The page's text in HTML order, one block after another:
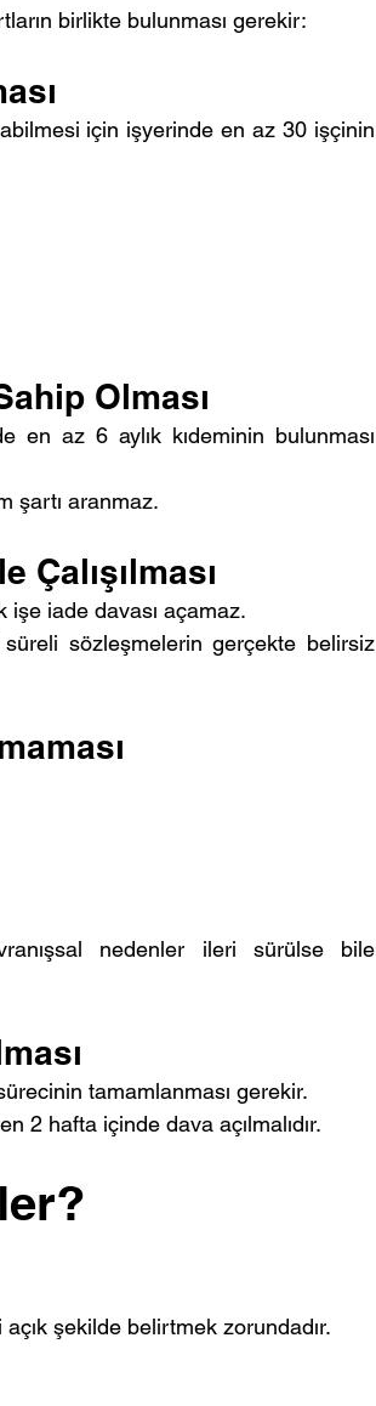
birlikte bulunması gerekir:
için işyerinde en az 30 işçinin
Olması
en az 6 aylık kıdeminin bulunması
şartı aranmaz.
işe iade davası açamaz.
sözleşmelerin gerçekte belirsiz
nedenler ileri sürülse bile
tamamlanması gerekir.
2 hafta içinde dava açılmalıdır.
şekilde belirtmek zorundadır.